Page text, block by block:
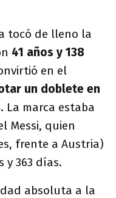
tocó de lleno la
41 años y 138
en el
un doblete en
. La marca estaba
Messi, quien
frente a Austria)
y 363 días.
absoluta a la